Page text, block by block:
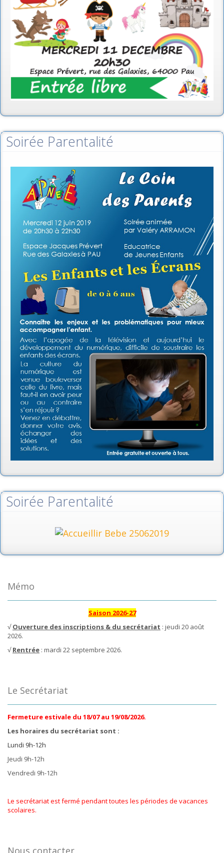
Soirée Parentalité
Soirée Parentalité
Mémo
Saison 2026-27
√Ouverture des inscriptions & du secrétariat : jeudi 20 août
2026.
√Rentrée : mardi 22 septembre 2026.
Le Secrétariat
Fermeture estivale du 18/07 au 19/08/2026.
Les horaires du secrétariat sont :
Lundi 9h-12h
Jeudi 9h-12h
Vendredi 9h-12h
Le secrétariat est fermé pendant toutes les périodes de vacances
scolaires.